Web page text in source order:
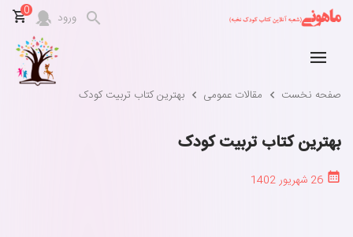
ورود 0
صفحه نخست مقالات عمومی بهترین کتاب تربیت کودک
بهترین کتاب تربیت کودک